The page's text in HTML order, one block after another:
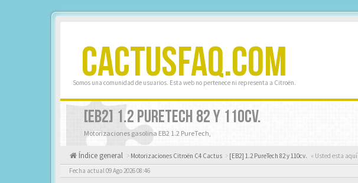
CACTUSFAQ.COM
Somos una comunidad de usuarios. Esta web no pertenece ni representa a Citroën.
[EB2] 1.2 PURETECH 82 Y 110CV.
Motorizaciones gasolina EB2 1.2 PureTech,
Índice general Motorizaciones Citroën C4 Cactus [EB2] 1.2 PureTech 82 y 110cv. « Usted esta aquí
Fecha actual 09 Ago 2026 08:46